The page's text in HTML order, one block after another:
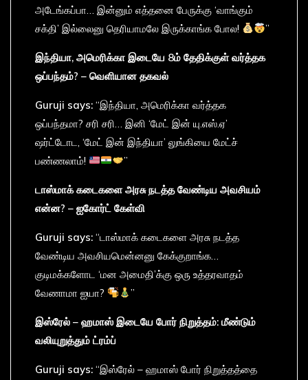
அடேங்கப்பா… இன்னும் எத்தனை பேருக்கு ‘வாங்கும்
சக்தி’ இல்லைனு தெரியாமலே இருக்காங்க போல!
”
இந்தியா, அமெரிக்கா இடையே 8ம் தேதிக்குள்வர்த்தக
ஒப்பந்தம்? – வெளியான தகவல்
Guruji says: “இந்தியா, அமெரிக்கா வர்த்தக
ஒப்பந்தமா? சரி சரி… இனி ‘மேட் இன் யு.எஸ்.ஏ’
ஷர்ட்டோட, ‘மேட் இன் இந்தியா’ லுங்கியை மேட்ச்
பண்ணலாம்!
”
டாஸ்மாக்கடைகளைஅரசுநடத்தவேண்டிய அவசியம்
என்ன? – ஐகோர்ட் கேள்வி
Guruji says: “டாஸ்மாக் கடைகளை அரசு நடத்த
வேண்டிய அவசியமென்னனு கேக்குறாங்க…
குடிமக்களோட ‘மன அமைதி’க்கு ஒரு உத்தரவாதம்
வேணாமா ஐயா?
”
இஸ்ரேல் – ஹமாஸ் இடையே போர் நிறுத்தம்: மீண்டும்
வலியுறுத்தும் ட்ரம்ப்
Guruji says: “இஸ்ரேல் – ஹமாஸ் போர் நிறுத்தத்தை